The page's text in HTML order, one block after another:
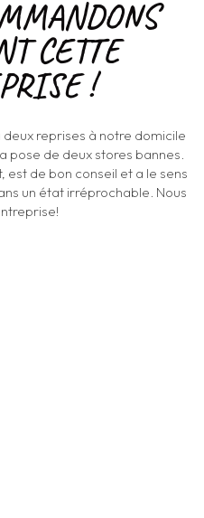
CETTE
!
reprises à notre domicile
pose de deux stores bannes.
est de bon conseil et a le sens
un état irréprochable. Nous